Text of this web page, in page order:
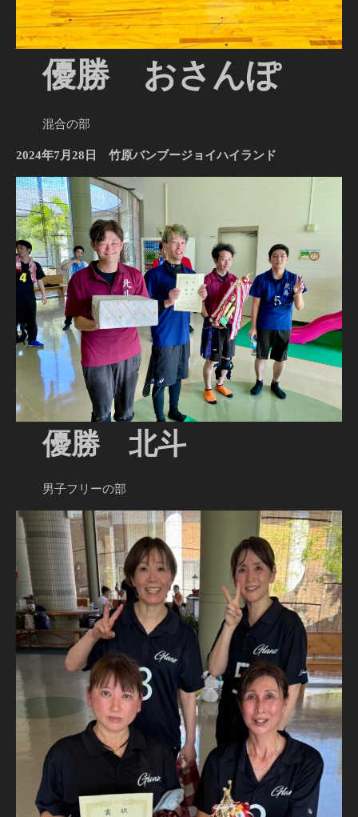
優勝 おさんぽ
混合の部
2024年7月28日 竹原バンブージョイハイランド
優勝 北斗
男子フリーの部